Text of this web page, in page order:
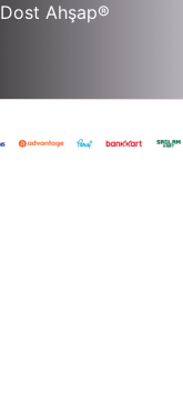
Ahşap®